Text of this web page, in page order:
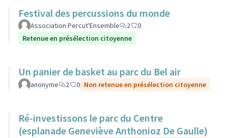
Festival des percussions du monde
Association Percut'Ensemble 2
0
Retenue en présélection citoyenne
Un panier de basket au parc du Bel air
anonyme 2 0 Non retenue en présélection citoyenne
Ré-investissons le parc du Centre
(esplanade Geneviève Anthonioz De Gaulle)